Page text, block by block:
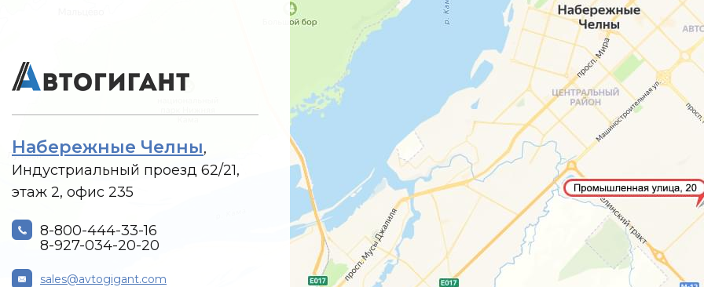
Набережные Челны,
Индустриальный проезд 62/21,
этаж 2, офис 235
8-800-444-33-16
8-927-034-20-20
sales@avtogigant.com